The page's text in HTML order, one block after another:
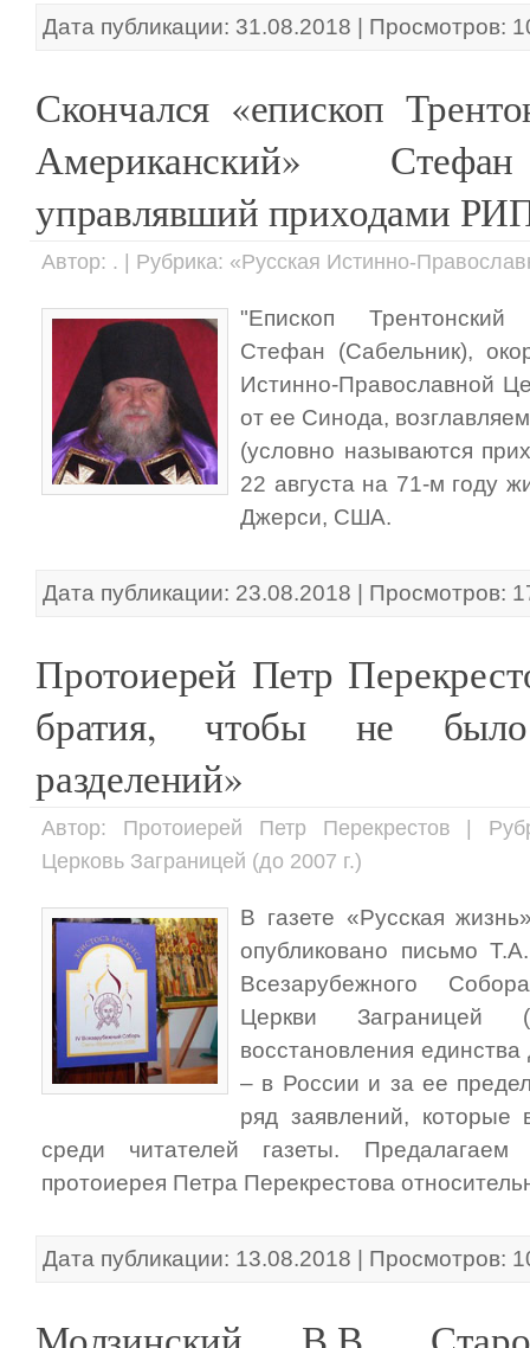
Дата публикации: 31.08.2018 | Просмотров:
Скончался «епископ
Американский»
управлявший приходами
Автор: . | Рубрика: «Русская Истинно-
"Епископ
Стефан (Сабельник),
Истинно-Православной
от ее Синода,
(условно называются
22 августа на 71-м году
Джерси, США.
Дата публикации: 23.08.2018 | Просмотров:
Протоиерей Петр
братия, чтобы не
разделений»
Автор: Протоиерей Петр Перекрестов |
Церковь Заграницей (до 2007 г.)
В газете «Русская
опубликовано письмо
Всезарубежного
Церкви
восстановления
– в России и за ее
ряд заявлений, которые
среди читателей газеты.
протоиерея Петра Перекрестова
Дата публикации: 13.08.2018 | Просмотров: